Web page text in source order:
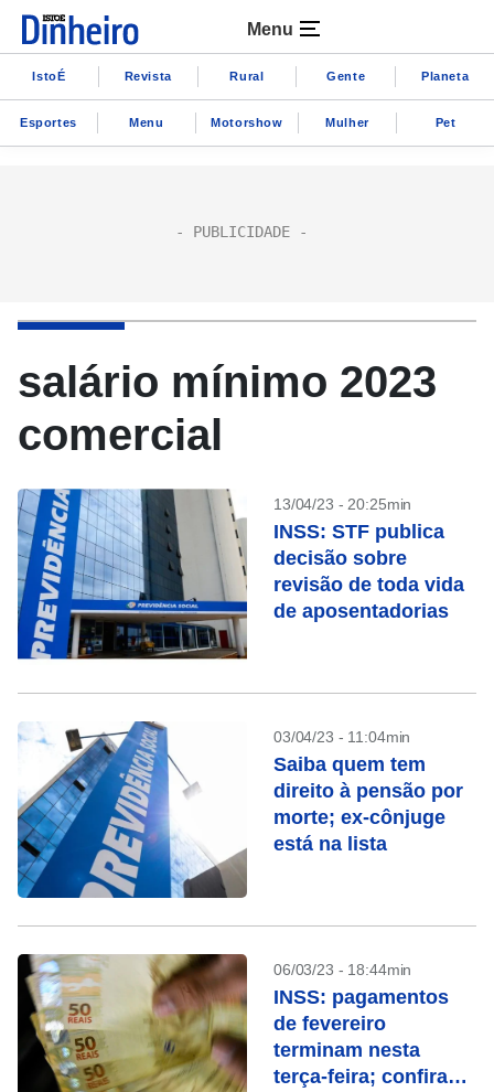
Menu
IstoÉ Revista Rural Gente Planeta
Esportes Menu Motorshow Mulher Pet
salário mínimo 2023
comercial
13/04/23 - 20:25min
INSS: STF publica
decisão sobre
revisão de toda vida
de aposentadorias
03/04/23 - 11:04min
Saiba quem tem
direito à pensão por
morte; ex-cônjuge
está na lista
06/03/23 - 18:44min
INSS: pagamentos
de fevereiro
terminam nesta
terça-feira; confira